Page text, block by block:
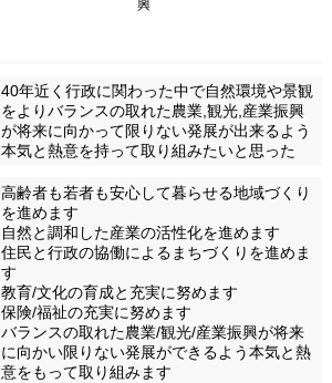
興
40年近く行政に関わった中で自然環境や景観
をよりバランスの取れた農業,観光,産業振興
が将来に向かって限りない発展が出来るよう
本気と熱意を持って取り組みたいと思った
高齢者も若者も安心して暮らせる地域づくり
を進めます
自然と調和した産業の活性化を進めます
住民と行政の協働によるまちづくりを進めま
す
教育/文化の育成と充実に努めます
保険/福祉の充実に努めます
バランスの取れた農業/観光/産業振興が将来
に向かい限りない発展ができるよう本気と熱
意をもって取り組みます